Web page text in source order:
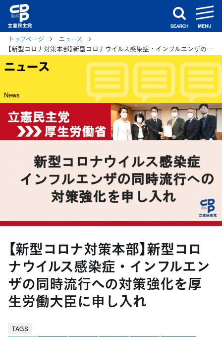
search
トップページ
ニュース
【新型コロナ対策本部】新型コロナウイルス感染症・インフルエンザの同時流行への対策強化を厚生労働大臣に申し入れ
ニュース
News
【新型コロナ対策本部】新型コロ
ナウイルス感染症・インフルエン
ザの同時流行への対策強化を厚
生労働大臣に申し入れ
TAGS